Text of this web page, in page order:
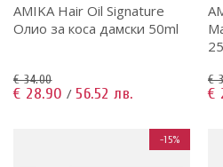
AMIKA Hair Oil Signature
Олио за коса дамски 50ml
€ 34.00
€ 28.90 / 56.52 лв.
€
€
-15%